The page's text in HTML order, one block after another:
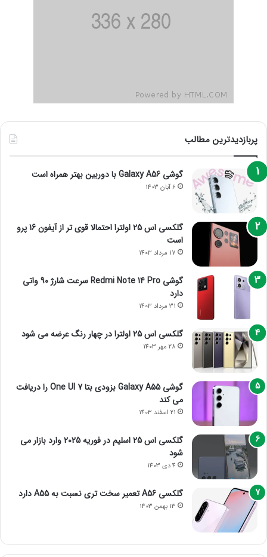
پربازدیدترین مطالب
گوشی Galaxy A56 با دوربین بهتر همراه است
6 آبان 1403
گلکسی اس 25 اولترا احتمالا قوی تر از آیفون 16 پرو
است
17 مرداد 1403
گوشی Redmi Note 14 Pro سرعت شارژ 90 واتی
دارد
31 مرداد 1403
گلکسی اس 25 اولترا در چهار رنگ عرضه می شود
28 مهر 1403
گوشی Galaxy A55 بزودی بتا One UI 7 را دریافت
می کند
21 اسفند 1403
گلکسی اس 25 اسلیم در فوریه 2025 وارد بازار می
شود
4 دی 1403
گلکسی A56 تعمیر سخت تری نسبت به A55 دارد
13 بهمن 1403